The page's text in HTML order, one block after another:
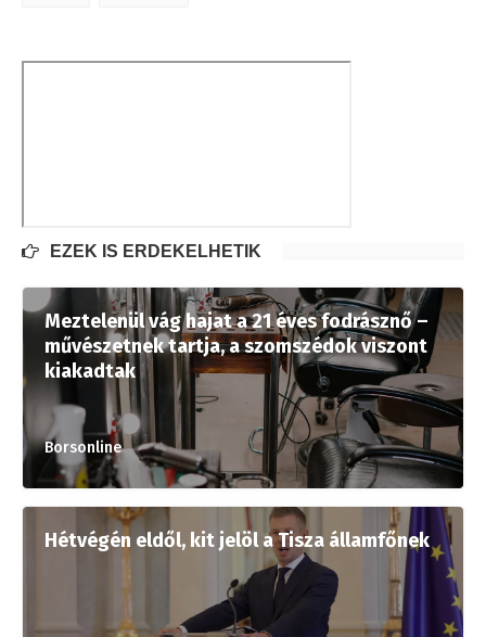
EZEK IS ÉRDEKELHETIK
Meztelenül vág hajat a 21 éves fodrásznő –
művészetnek tartja, a szomszédok viszont
kiakadtak
Borsonline
Hétvégén eldől, kit jelöl a Tisza államfőnek